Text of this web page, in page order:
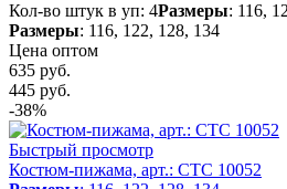
Кол-во штук в уп: 4Размеры: 116,
Размеры: 116, 122, 128, 134
Цена оптом
635 руб.
445 руб.
-38%
Быстрый просмотр
Костюм-пижама, арт.: CTC 10052